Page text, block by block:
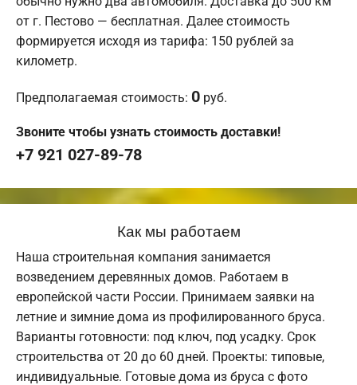
от г. Пестово — бесплатная. Далее стоимость
формируется исходя из тарифа: 150 рублей за
километр.
Предполагаемая стоимость: 0 руб.
Звоните чтобы узнать стоимость доставки!
+7 921 027-89-78
Как мы работаем
Наша строительная компания занимается
возведением деревянных домов. Работаем в
европейской части России. Принимаем заявки на
летние и зимние дома из профилированного бруса.
Варианты готовности: под ключ, под усадку. Срок
строительства от 20 до 60 дней. Проекты: типовые,
индивидуальные. Готовые дома из бруса с фото